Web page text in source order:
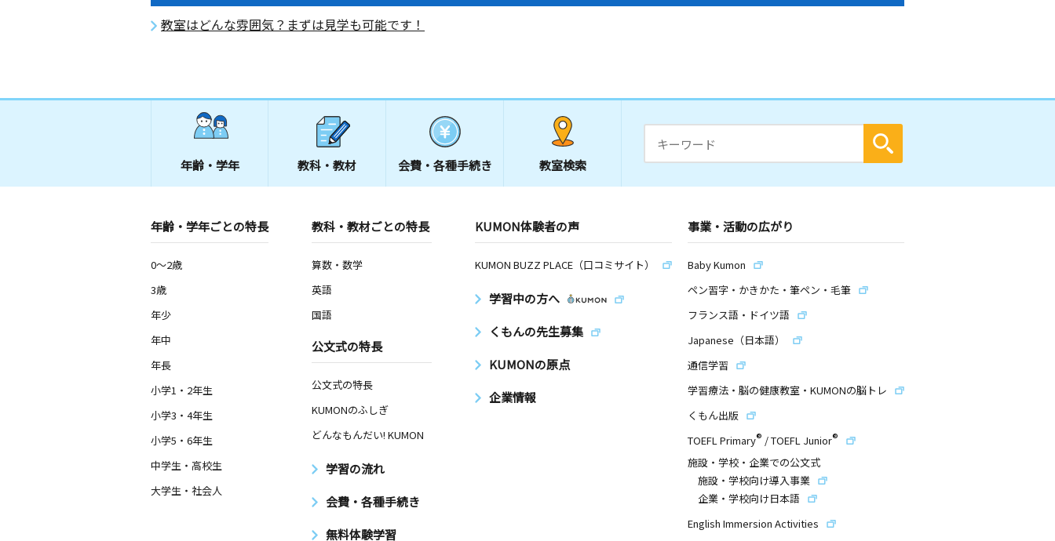
教室はどんな雰囲気？まずは見学も可能です！
年齢・学年 教科・教材 会費・ 各種手続き 教室検索
年齢・学年ごとの特長
0～2歳
3歳
年少
年中
年長
小学1・2年生
小学3・4年生
小学5・6年生
中学生・高校生
大学生・社会人
教科・教材ごとの特長
算数・数学
英語
国語
公文式の特長
公文式の特長
KUMONのふしぎ
どんなもんだい! KUMON
学習の流れ
会費・各種手続き
無料体験学習
KUMON体験者の声
KUMON BUZZ PLACE（口コミサイト）
学習中の方へ
くもんの先生募集
KUMONの原点
企業情報
事業・活動の広がり
Baby Kumon
ペン習字・かきかた・筆ペン・毛筆
フランス語・ドイツ語
Japanese（日本語）
通信学習
学習療法・脳の健康教室・KUMONの脳トレ
くもん出版
TOEFL Primary® /TOEFL Junior®
施設・学校・企業での公文式
施設・学校向け導入事業
企業・学校向け日本語
English Immersion Activities